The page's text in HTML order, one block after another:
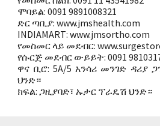
ሞባይል: ​​0091 9891008321
ድር ጣቢያ: www.jmshealth.com
INDIAMART: www.jmsortho.com
የመስመር ላይ መደብር:
የሱርጅ መደብር ውይይት: 0091
ዋና ቢሮ: 5A/5 አንሳሪ መንገድ ዳሪያ
ህንድ።
ክፍል: ጋዚያባድ፣ ኡታር ፕራዴሽ ህንድ።